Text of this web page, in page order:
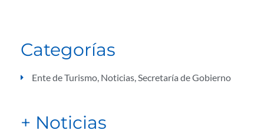
Categorías
Ente de Turismo Noticias Secretaría de Gobierno
+ Noticias